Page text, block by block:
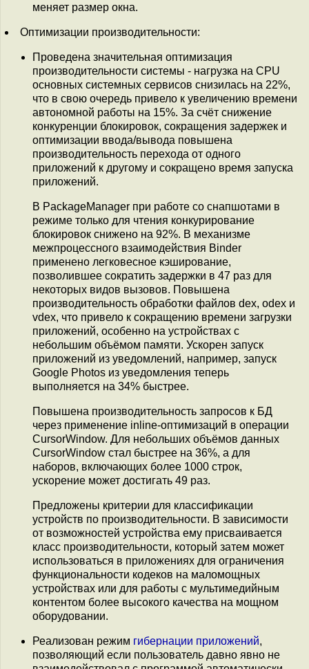
меняет размер окна.
Оптимизации производительности:
Проведена значительная оптимизация
производительности системы - нагрузка на CPU
основных системных сервисов снизилась на 22%,
что в свою очередь привело к увеличению времени
автономной работы на 15%. За счёт снижение
конкуренции блокировок, сокращения задержек и
оптимизации ввода/вывода повышена
производительность перехода от одного
приложений к другому и сокращено время запуска
приложений.
В PackageManager при работе со снапшотами в
режиме только для чтения конкурирование
блокировок снижено на 92%. В механизме
межпроцессного взаимодействия Binder
применено легковесное кэширование,
позволившее сократить задержки в 47 раз для
некоторых видов вызовов. Повышена
производительность обработки файлов dex, odex и
vdex, что привело к сокращению времени загрузки
приложений, особенно на устройствах с
небольшим объёмом памяти. Ускорен запуск
приложений из уведомлений, например, запуск
Google Photos из уведомления теперь
выполняется на 34% быстрее.
Повышена производительность запросов к БД
через применение inline-оптимизаций в операции
CursorWindow. Для небольших объёмов данных
CursorWindow стал быстрее на 36%, а для
наборов, включающих более 1000 строк,
ускорение может достигать 49 раз.
Предложены критерии для классификации
устройств по производительности. В зависимости
от возможностей устройства ему присваивается
класс производительности, который затем может
использоваться в приложениях для ограничения
функциональности кодеков на маломощных
устройствах или для работы с мультимедийным
контентом более высокого качества на мощном
оборудовании.
Реализован режим гибернации приложений,
позволяющий если пользователь давно явно не